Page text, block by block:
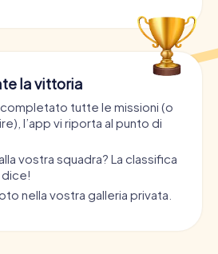
la vittoria
tutte le missioni (o
l’app vi riporta al punto di
vostra squadra? La classifica
nella vostra galleria privata.